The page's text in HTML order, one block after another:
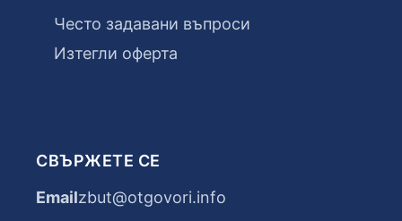
Често задавани въпроси
Изтегли оферта
СВЪРЖЕТЕ СЕ
Emailzbut@otgovori.info